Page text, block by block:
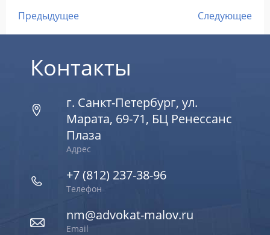
Предыдущее
Следующее
Контакты
г. Санкт-Петербург, ул.
Марата, 69-71, БЦ Ренессанс
Плаза
Адрес
+7 (812) 237-38-96
Телефон
nm@advokat-malov.ru
Email